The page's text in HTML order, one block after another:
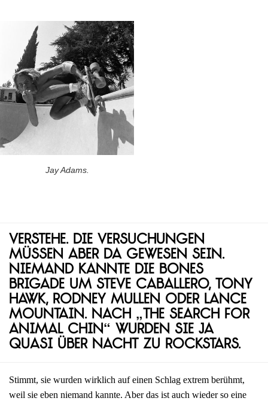
Jay Adams.
Verstehe. Die Versuchungen
müssen aber da gewesen sein.
Niemand kannte die Bones
Brigade um Steve Caballero, Tony
Hawk, Rodney Mullen oder Lance
Mountain. Nach „The Search for
Animal Chin“ wurden sie ja
quasi über Nacht zu Rockstars.
Stimmt, sie wurden wirklich auf einen Schlag extrem berühmt,
weil sie eben niemand kannte. Aber das ist auch wieder so eine